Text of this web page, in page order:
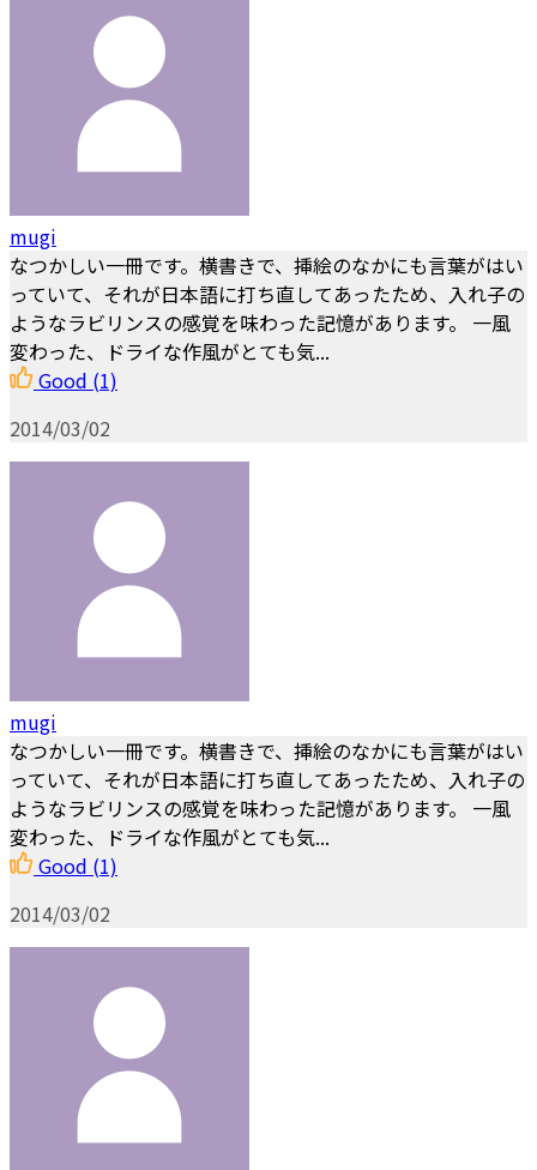
mugi
なつかしい一冊です。横書きで、挿絵のなかにも言葉がはい
っていて、それが日本語に打ち直してあったため、入れ子の
ようなラビリンスの感覚を味わった記憶があります。 一風
変わった、ドライな作風がとても気...
Good (1)
2014/03/02
mugi
なつかしい一冊です。横書きで、挿絵のなかにも言葉がはい
っていて、それが日本語に打ち直してあったため、入れ子の
ようなラビリンスの感覚を味わった記憶があります。 一風
変わった、ドライな作風がとても気...
Good (1)
2014/03/02